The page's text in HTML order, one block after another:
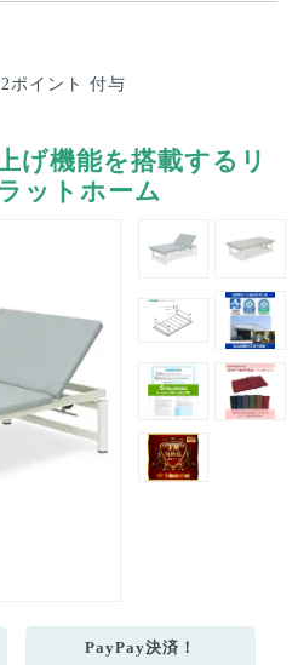
ポイント 付与
げ機能を搭載するリ
ットホーム
PayPay決済！